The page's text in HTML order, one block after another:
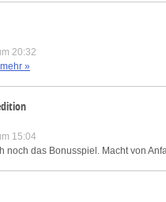
20:32
mehr »
15:04
noch das Bonusspiel. Macht von